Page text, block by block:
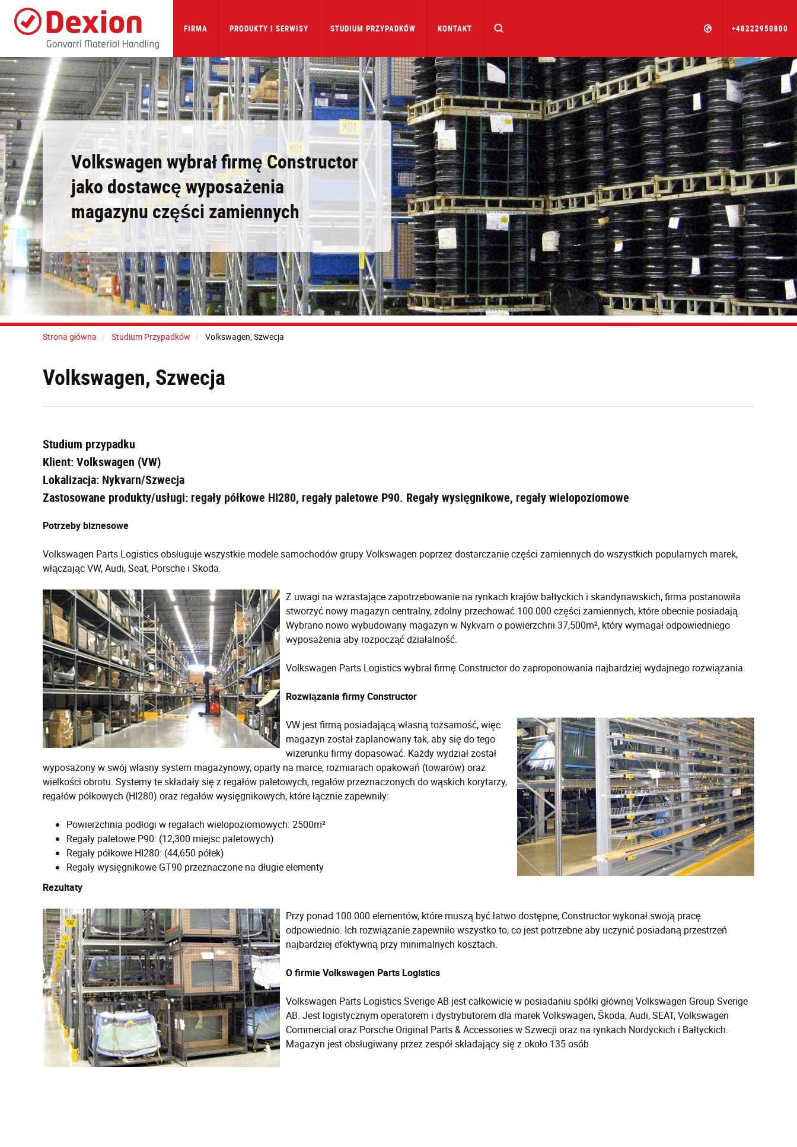
main
FIRMA PRODUKTY I SERWISY STUDIUM PRZYPADKÓW KONTAKT +48222950800
Volkswagen wybrał firmę Constructor
jako dostawcę wyposażenia
magazynu części zamiennych
Strona główna Studium Przypadków Volkswagen, Szwecja
Volkswagen, Szwecja
Studium przypadku
Klient: Volkswagen (VW)
Lokalizacja: Nykvarn/Szwecja
Zastosowane produkty/usługi: regały półkowe HI280, regały paletowe P90. Regały wysięgnikowe, regały wielopoziomowe
Potrzeby biznesowe
Volkswagen Parts Logistics obsługuje wszystkie modele samochodów grupy Volkswagen poprzez dostarczanie części zamiennych do wszystkich popularnych marek,
włączając VW, Audi, Seat, Porsche i Skoda.
Z uwagi na wzrastające zapotrzebowanie na rynkach krajów bałtyckich i skandynawskich, firma postanowiła
stworzyć nowy magazyn centralny, zdolny przechować 100.000 części zamiennych, które obecnie posiadają.
Wybrano nowo wybudowany magazyn w Nykvarn o powierzchni 37,500m², który wymagał odpowiedniego
wyposażenia aby rozpocząć działalność.
Volkswagen Parts Logistics wybrał firmę Constructor do zaproponowania najbardziej wydajnego rozwiązania.
Rozwiązania firmy Constructor
VW jest firmą posiadającą własną tożsamość, więc
magazyn został zaplanowany tak, aby się do tego
wizerunku firmy dopasować. Każdy wydział został
wyposażony w swój własny system magazynowy, oparty na marce, rozmiarach opakowań (towarów) oraz
wielkości obrotu. Systemy te składały się z regałów paletowych, regałów przeznaczonych do wąskich korytarzy,
regałów półkowych (HI280) oraz regałów wysięgnikowych, które łącznie zapewniły:
Powierzchnia podłogi w regałach wielopoziomowych: 2500m²
Regały paletowe P90: (12,300 miejsc paletowych)
Regały półkowe HI280: (44,650 półek)
Regały wysięgnikowe GT90 przeznaczone na długie elementy
Rezultaty
Przy ponad 100.000 elementów, które muszą być łatwo dostępne, Constructor wykonał swoją pracę
odpowiednio. Ich rozwiązanie zapewniło wszystko to, co jest potrzebne aby uczynić posiadaną przestrzeń
najbardziej efektywną przy minimalnych kosztach.
O firmie Volkswagen Parts Logistics
Volkswagen Parts Logistics Sverige AB jest całkowicie w posiadaniu spółki głównej Volkswagen Group Sverige
AB. Jest logistycznym operatorem i dystrybutorem dla marek Volkswagen, Škoda, Audi, SEAT, Volkswagen
Commercial oraz Porsche Original Parts & Accessories w Szwecji oraz na rynkach Nordyckich i Bałtyckich.
Magazyn jest obsługiwany przez zespół składający się z około 135 osób.